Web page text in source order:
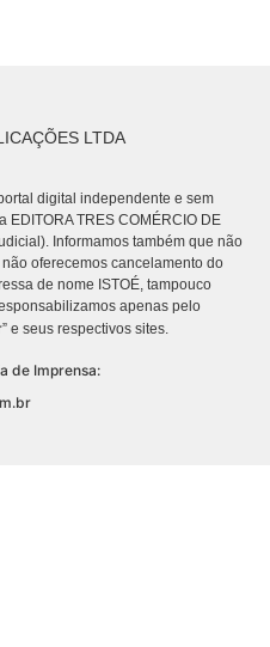
LTDA
digital independente e sem
TRES COMÉRCIO DE
Informamos também que não
oferecemos cancelamento do
de nome ISTOÉ, tampouco
apenas pelo
” e seus respectivos sites.
de Imprensa: